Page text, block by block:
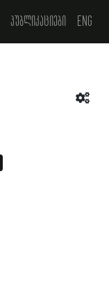
პუბლიკაციები Eng